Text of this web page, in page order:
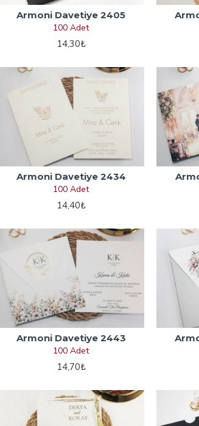
Armoni Davetiye 2405
100 Adet
14,30₺
Armoni Davetiye 2434
100 Adet
14,40₺
Armoni Davetiye 2443
100 Adet
14,70₺